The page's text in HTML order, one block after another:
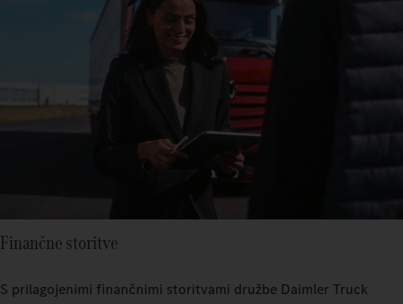
Finančne storitve
S prilagojenimi finančnimi storitvami družbe Daimler Truck